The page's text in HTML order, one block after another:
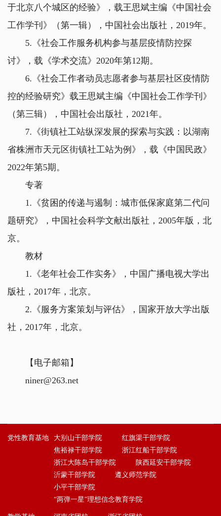
于北京八个城区的经验》，载王思斌主编《中国社会
工作学刊》（第一辑），中国社会出版社，2019年。
5.《社会工作服务机构参与基层疫情防控探
讨》，载《学术交流》2020年第12期。
6.《社会工作者动员志愿者参与基层社区疫情防
控的经验研究》载王思斌主编《中国社会工作学刊》
（第三辑），中国社会出版社，2021年。
7.《街镇社工站纵深发展的探索与实践：以湖南
省株洲市天元区街镇社工站为例》，载《中国民政》
2022年第5期。
专著
1.《贫困的传递与遏制：城市低保家庭第二代问
题研究》，中国社会科学文献出版社，2005年版，北
京。
教材
1.《老年社会工作实务》，中国广播电视大学出
版社，2017年，北京。
2.《服务方案策划与评估》，国家开放大学出版
社，2017年，北京。
【电子邮箱】
niner@263.net
党性教育基地 大别山干部学院
红旗渠干部学院
焦裕禄干部学院
浙江红船干部学院
浙江大陈岛干部学院
陕西延安干部学院
沂蒙干部学院
遵义师范学院
小平干部学院
“两弹一星”理想信念教育学院